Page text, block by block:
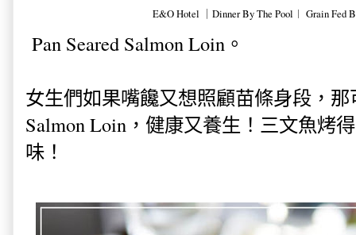
E&O Hotel ｜Dinner By The Pool︱ Grain Fed
Pan Seared Salmon Loin。
女生們如果嘴饞又想照顧苗條身段，那
Salmon Loin，健康又養生！三文魚烤
味！